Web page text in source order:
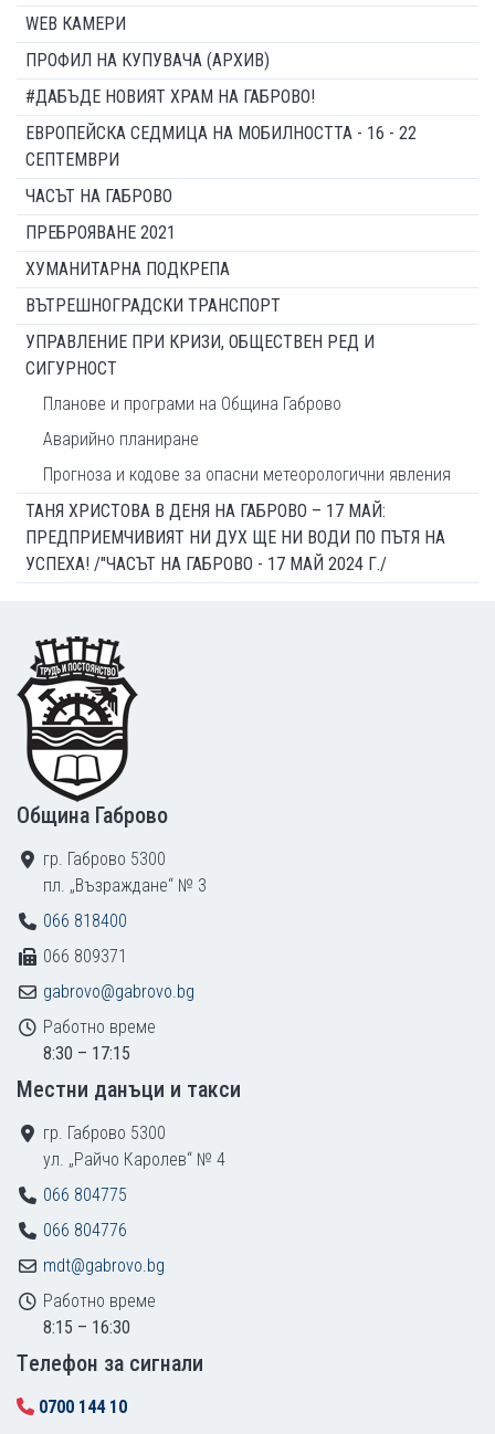
WEB КАМЕРИ
ПРОФИЛ НА КУПУВАЧА (АРХИВ)
#ДАБЪДЕ НОВИЯТ ХРАМ НА ГАБРОВО!
ЕВРОПЕЙСКА СЕДМИЦА НА МОБИЛНОСТТА - 16 - 22
СЕПТЕМВРИ
ЧАСЪТ НА ГАБРОВО
ПРЕБРОЯВАНЕ 2021
ХУМАНИТАРНА ПОДКРЕПА
ВЪТРЕШНОГРАДСКИ ТРАНСПОРТ
УПРАВЛЕНИЕ ПРИ КРИЗИ, ОБЩЕСТВЕН РЕД И
СИГУРНОСТ
Планове и програми на Община Габрово
Аварийно планиране
Прогноза и кодове за опасни метеорологични явления
ТАНЯ ХРИСТОВА В ДЕНЯ НА ГАБРОВО – 17 МАЙ:
ПРЕДПРИЕМЧИВИЯТ НИ ДУХ ЩЕ НИ ВОДИ ПО ПЪТЯ НА
УСПЕХА! /"ЧАСЪТ НА ГАБРОВО - 17 МАЙ 2024 Г./
Footer
Община Габрово
гр. Габрово 5300
пл. „Възраждане“ № 3
066 818400
066 809371
gabrovo@gabrovo.bg
Работно време
8:30 – 17:15
Местни данъци и такси
гр. Габрово 5300
ул. „Райчо Каролев“ № 4
066 804775
066 804776
mdt@gabrovo.bg
Работно време
8:15 – 16:30
Tелефон за сигнали
0700 144 10